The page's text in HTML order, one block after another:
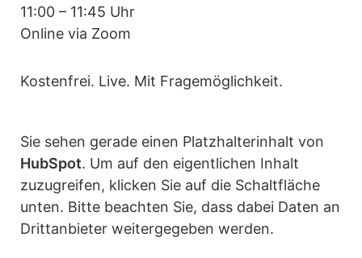
11:00 – 11:45 Uhr
Online via Zoom
Kostenfrei. Live. Mit Fragemöglichkeit.
Sie sehen gerade einen Platzhalterinhalt von
HubSpot. Um auf den eigentlichen Inhalt
zuzugreifen, klicken Sie auf die Schaltfläche
unten. Bitte beachten Sie, dass dabei Daten an
Drittanbieter weitergegeben werden.